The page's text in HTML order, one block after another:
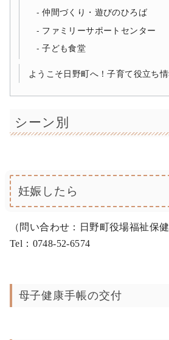
仲間づくり・遊びのひろば
ファミリーサポートセンター
子ども食堂
ようこそ日野町へ！子育て役立ち
シーン別
妊娠したら
（問い合わせ：日野町役場福祉保健
Tel：0748-52-6574
母子健康手帳の交付